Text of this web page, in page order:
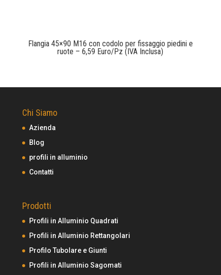
Flangia 45×90 M16 con codolo per fissaggio piedini e
ruote – 6,59 Euro/Pz (IVA Inclusa)
Chi Siamo
Azienda
Blog
profili in alluminio
Contatti
Prodotti
Profili in Alluminio Quadrati
Profili in Alluminio Rettangolari
Profilo Tubolare e Giunti
Profili in Alluminio Sagomati